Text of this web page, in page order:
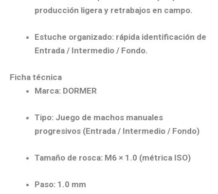
producción ligera y retrabajos en campo.
Estuche organizado: rápida identificación de
Entrada / Intermedio / Fondo.
Ficha técnica
Marca: DORMER
Tipo: Juego de machos manuales
progresivos (Entrada / Intermedio / Fondo)
Tamaño de rosca: M6 × 1.0 (métrica ISO)
Paso: 1.0 mm